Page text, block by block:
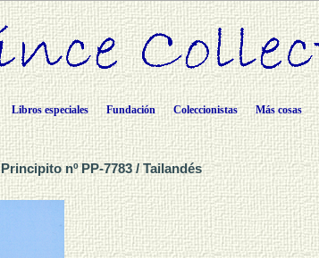
Libros especiales Fundación Coleccionistas Más cosas
Principito nº PP-7783 / Tailandés